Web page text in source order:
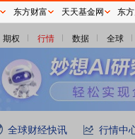
期权 行情 数据 全球
全球财经快讯 行情中
东方财富 天天基金网 东